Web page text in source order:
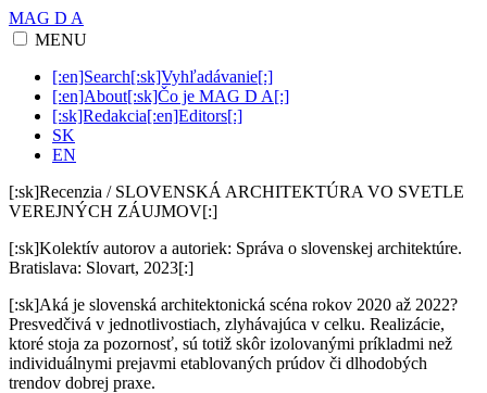
MAG D A
MENU
[:en]Search[:sk]Vyhľadávanie[:]
[:en]About[:sk]Čo je MAG D A[:]
[:sk]Redakcia[:en]Editors[:]
SK
EN
[:sk]Recenzia / SLOVENSKÁ ARCHITEKTÚRA VO SVETLE
VEREJNÝCH ZÁUJMOV[:]
[:sk]Kolektív autorov a autoriek: Správa o slovenskej architektúre.
Bratislava: Slovart, 2023[:]
[:sk]Aká je slovenská architektonická scéna rokov 2020 až 2022?
Presvedčivá v jednotlivostiach, zlyhávajúca v celku. Realizácie,
ktoré stoja za pozornosť, sú totiž skôr izolovanými príkladmi než
individuálnymi prejavmi etablovaných prúdov či dlhodobých
trendov dobrej praxe.